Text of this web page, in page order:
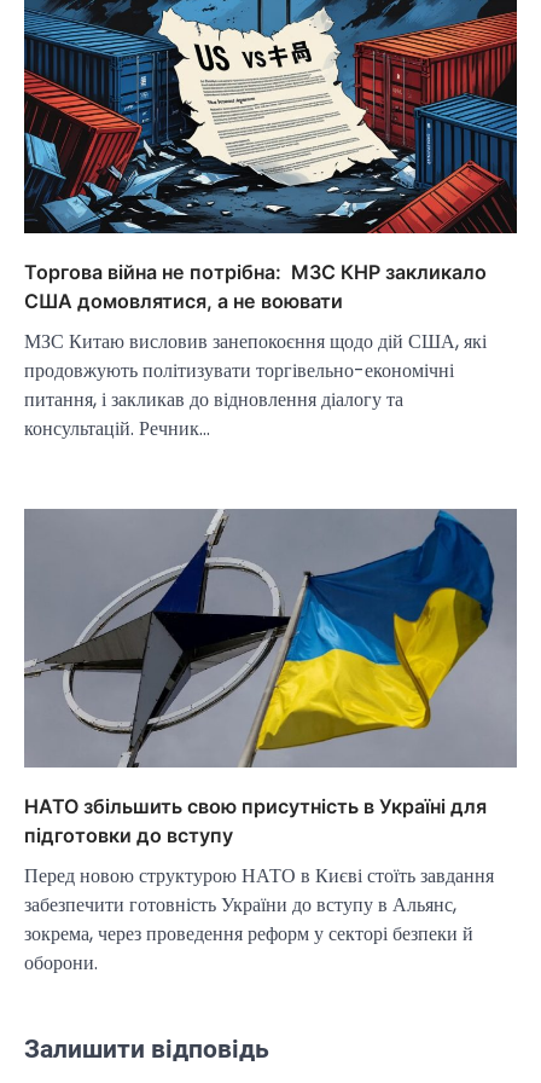
Торгова війна не потрібна: МЗС КНР закликало
США домовлятися, а не воювати
МЗС Китаю висловив занепокоєння щодо дій США, які
продовжують політизувати торгівельно-економічні
питання, і закликав до відновлення діалогу та
консультацій. Речник…
НАТО збільшить свою присутність в Україні для
підготовки до вступу
Перед новою структурою НАТО в Києві стоїть завдання
забезпечити готовність України до вступу в Альянс,
зокрема, через проведення реформ у секторі безпеки й
оборони.
Залишити відповідь